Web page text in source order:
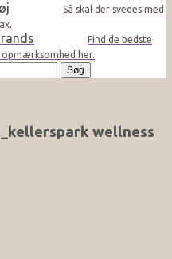
Så skal der svedes med
Find de bedste
her.
wellness